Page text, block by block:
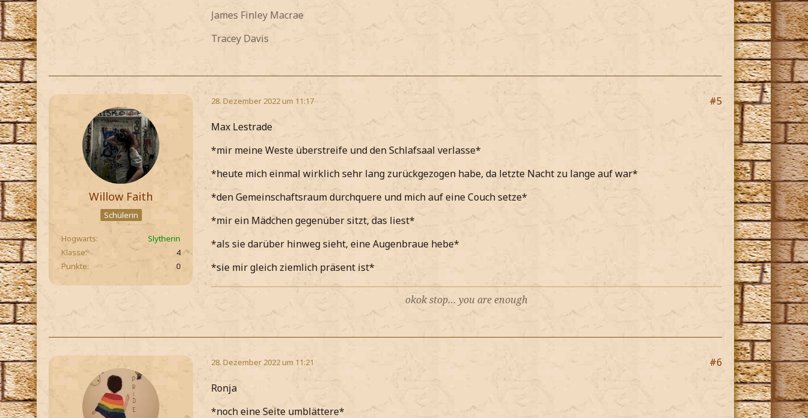
James Finley Macrae
Tracey Davis
Willow Faith
Schülerin
Hogwarts
Slytherin
Klasse
4
Punkte
0
28. Dezember 2022 um 11:17
#5
Max Lestrade
*mir meine Weste überstreife und den Schlafsaal verlasse*
*heute mich einmal wirklich sehr lang zurückgezogen habe, da letzte Nacht zu lange auf war*
*den Gemeinschaftsraum durchquere und mich auf eine Couch setze*
*mir ein Mädchen gegenüber sitzt, das liest*
*als sie darüber hinweg sieht, eine Augenbraue hebe*
*sie mir gleich ziemlich präsent ist*
okok stop… you are enough
28. Dezember 2022 um 11:21
#6
Ronja
*noch eine Seite umblättere*